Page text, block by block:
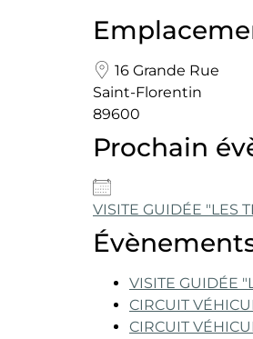
16 Grande Rue
Saint-Florentin
89600
Prochain
VISITE GUIDÉE "LES
VISITE GUIDÉE
CIRCUIT
CIRCUIT